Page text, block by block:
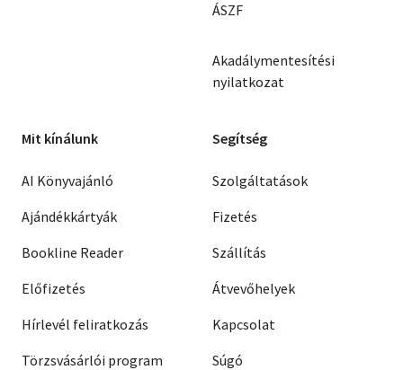
ÁSZF
Akadálymentesítési
nyilatkozat
Mit kínálunk
AI Könyvajánló
Ajándékkártyák
Bookline Reader
Előfizetés
Hírlevél feliratkozás
Törzsvásárlói program
Segítség
Szolgáltatások
Fizetés
Szállítás
Átvevőhelyek
Kapcsolat
Súgó